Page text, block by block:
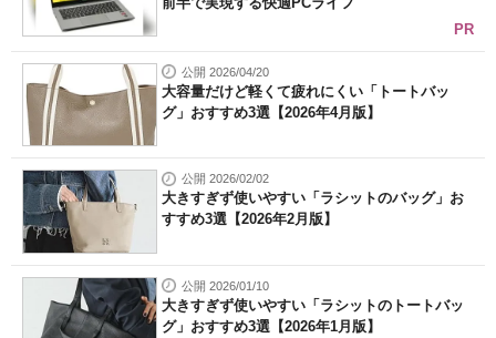
PR
公開 2026/04/20
大容量だけど軽くて疲れにくい「トートバッ
グ」おすすめ3選【2026年4月版】
公開 2026/02/02
大きすぎず使いやすい「ラシットのバッグ」お
すすめ3選【2026年2月版】
公開 2026/01/10
大きすぎず使いやすい「ラシットのトートバッ
グ」おすすめ3選【2026年1月版】